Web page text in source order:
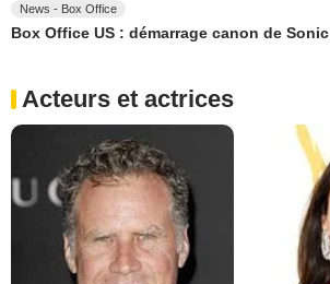
News - Box Office
Box Office US : démarrage canon de Sonic
Acteurs et actrices